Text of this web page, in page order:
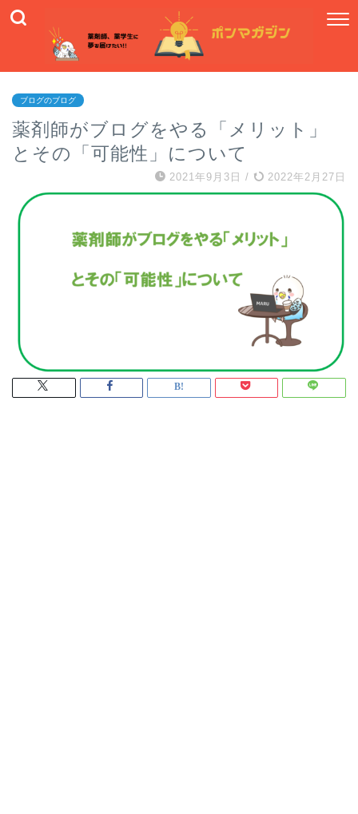
ブログのブログ
薬剤師がブログをやる「メリット」
とその「可能性」について
2021年9月3日 / 2022年2月27日